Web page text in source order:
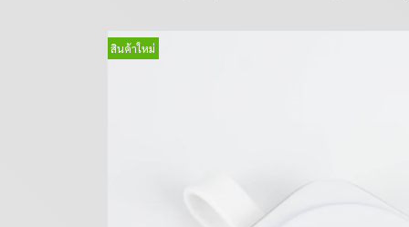
สินค้าใหม่